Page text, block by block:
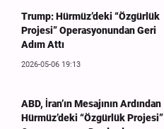
Trump: Hürmüz’deki “Özgürlük
Projesi” Operasyonundan Geri
Adım Attı
2026-05-06 19:13
ABD, İran’ın Mesajının Ardından
Hürmüz’deki “Özgürlük Projesi”